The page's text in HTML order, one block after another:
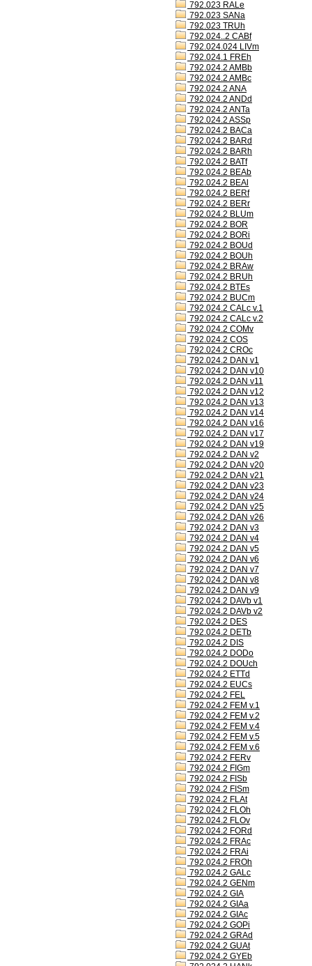
792.023 RALe
792.023 SANa
792.023 TRUh
792.024..2 CABf
792.024.024 LIVm
792.024.1 FREh
792.024.2 AMBb
792.024.2 AMBc
792.024.2 ANA
792.024.2 ANDd
792.024.2 ANTa
792.024.2 ASSp
792.024.2 BACa
792.024.2 BARd
792.024.2 BARh
792.024.2 BATf
792.024.2 BEAb
792.024.2 BEAl
792.024.2 BERf
792.024.2 BERr
792.024.2 BLUm
792.024.2 BOR
792.024.2 BORi
792.024.2 BOUd
792.024.2 BOUh
792.024.2 BRAw
792.024.2 BRUh
792.024.2 BTEs
792.024.2 BUCm
792.024.2 CALc v.1
792.024.2 CALc v.2
792.024.2 COMv
792.024.2 COS
792.024.2 CROc
792.024.2 DAN v1
792.024.2 DAN v10
792.024.2 DAN v11
792.024.2 DAN v12
792.024.2 DAN v13
792.024.2 DAN v14
792.024.2 DAN v16
792.024.2 DAN v17
792.024.2 DAN v19
792.024.2 DAN v2
792.024.2 DAN v20
792.024.2 DAN v21
792.024.2 DAN v23
792.024.2 DAN v24
792.024.2 DAN v25
792.024.2 DAN v26
792.024.2 DAN v3
792.024.2 DAN v4
792.024.2 DAN v5
792.024.2 DAN v6
792.024.2 DAN v7
792.024.2 DAN v8
792.024.2 DAN v9
792.024.2 DAVb v1
792.024.2 DAVb v2
792.024.2 DES
792.024.2 DETb
792.024.2 DIS
792.024.2 DODo
792.024.2 DOUch
792.024.2 ETTd
792.024.2 EUCs
792.024.2 FEL
792.024.2 FEM v.1
792.024.2 FEM v.2
792.024.2 FEM v.4
792.024.2 FEM v.5
792.024.2 FEM v.6
792.024.2 FERv
792.024.2 FIGm
792.024.2 FISb
792.024.2 FISm
792.024.2 FLAt
792.024.2 FLOh
792.024.2 FLOv
792.024.2 FORd
792.024.2 FRAc
792.024.2 FRAi
792.024.2 FROh
792.024.2 GALc
792.024.2 GENm
792.024.2 GIA
792.024.2 GIAa
792.024.2 GIAc
792.024.2 GOPi
792.024.2 GRAd
792.024.2 GUAt
792.024.2 GYEb